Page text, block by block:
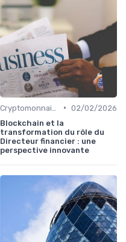
• 02/02/2026
Blockchain et la
transformation du rôle du
Directeur financier : une
perspective innovante